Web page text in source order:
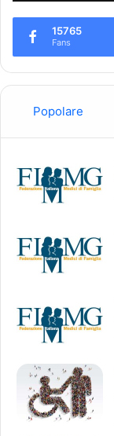
s
t
A
R
O
A
15765
Fans
Popolare